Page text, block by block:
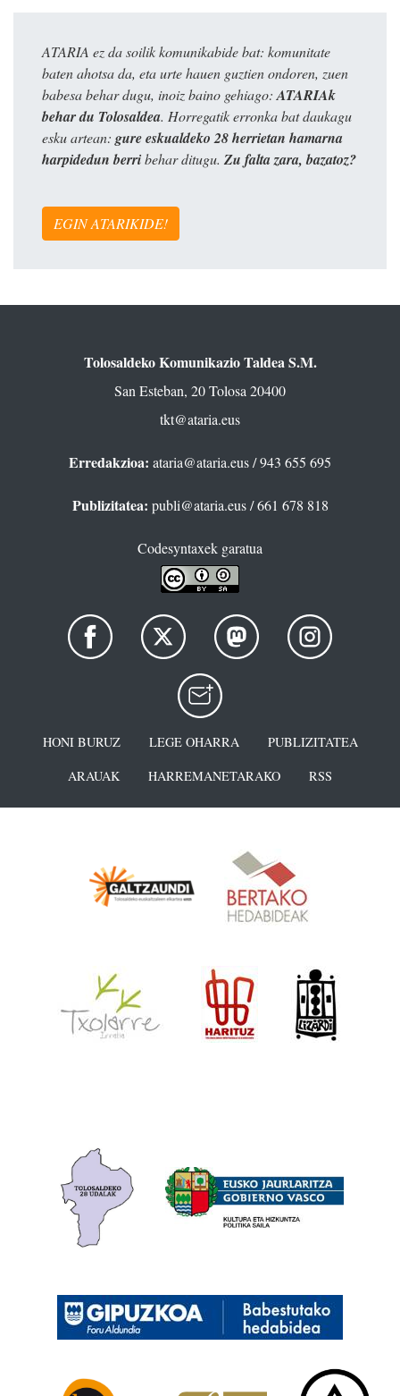
ATARIA ez da soilik komunikabide bat: komunitate
baten ahotsa da, eta urte hauen guztien ondoren, zuen
babesa behar dugu, inoiz baino gehiago: ATARIAk
behar du Tolosaldea. Horregatik erronka bat daukagu
esku artean: gure eskualdeko 28 herrietan hamarna
harpidedun berribehar ditugu. Zu falta zara, bazatoz?
EGIN ATARIKIDE!
Tolosaldeko Komunikazio Taldea S.M.
San Esteban, 20 Tolosa 20400
tkt@ataria.eus
Erredakzioa: ataria@ataria.eus/ 943 655 695
Publizitatea: publi@ataria.eus/ 661 678 818
Codesyntaxek garatua
HONI BURUZ LEGE OHARRA
PUBLIZITATEA
ARAUAK
HARREMANETARAKO RSS